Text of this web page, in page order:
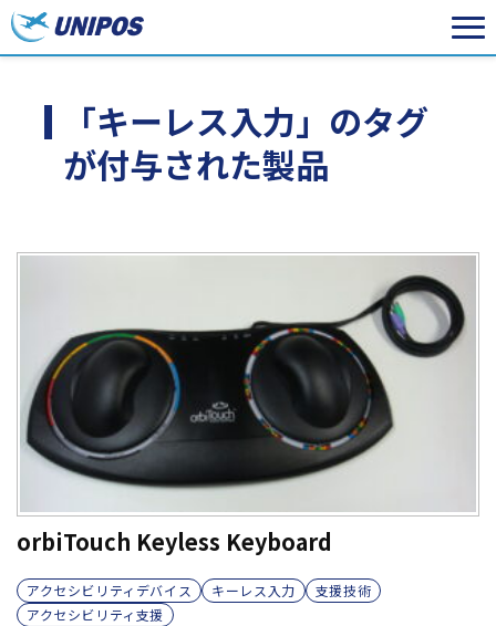
「キーレス入力」のタグ
が付与された製品
orbiTouch Keyless Keyboard
アクセシビリティデバイス キーレス入力
支援技術
アクセシビリティ支援